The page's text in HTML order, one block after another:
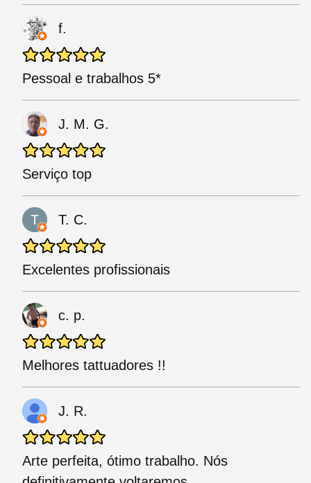
f.
Pessoal e trabalhos 5*
J. M. G.
Serviço top
T. C.
Excelentes profissionais
c. p.
Melhores tattuadores !!
J. R.
Arte perfeita, ótimo trabalho. Nós